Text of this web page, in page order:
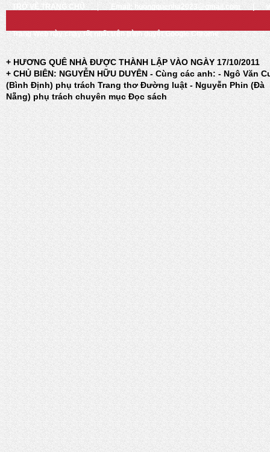
TRỞ VỀ TRANG CHỦ Email: huongquenha2023@gmail.com
Trang Web này chạy tốt nhất trên trình duyệt Google Chrome
+ HƯƠNG QUÊ NHÀ ĐƯỢC THÀNH LẬP VÀO NGÀY 17/10/2011
+ CHỦ BIÊN: NGUYỄN HỮU DUYÊN - Cùng các anh: - Ngô Văn
(Bình Định) phụ trách Trang thơ Đường luật - Nguyễn Phin (Đà
Nẵng) phụ trách chuyên mục Đọc sách